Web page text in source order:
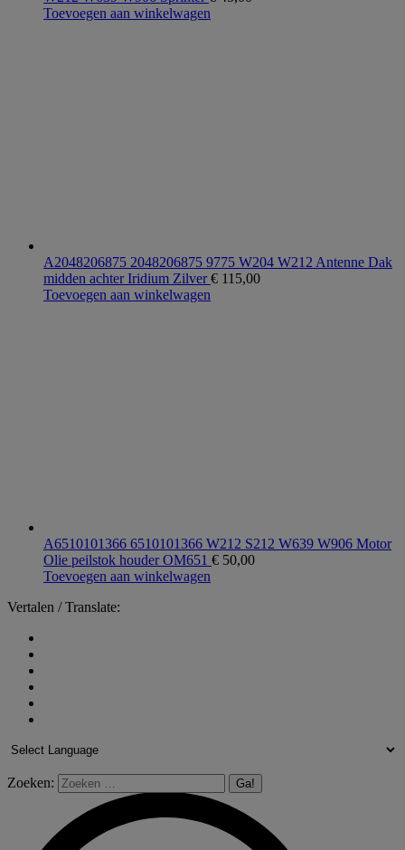
Toevoegen aan winkelwagen
A2048206875 2048206875 9775 W204 W212 Antenne Dak
midden achter Iridium Zilver€ 115,00
Toevoegen aan winkelwagen
A6510101366 6510101366 W212 S212 W639 W906 Motor
Olie peilstok houder OM651 € 50,00
Toevoegen aan winkelwagen
Vertalen / Translate:
Zoeken: